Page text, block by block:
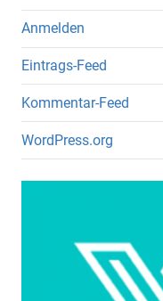
Anmelden
Eintrags-Feed
Kommentar-Feed
WordPress.org